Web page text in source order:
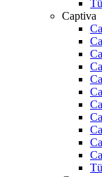
Captiva